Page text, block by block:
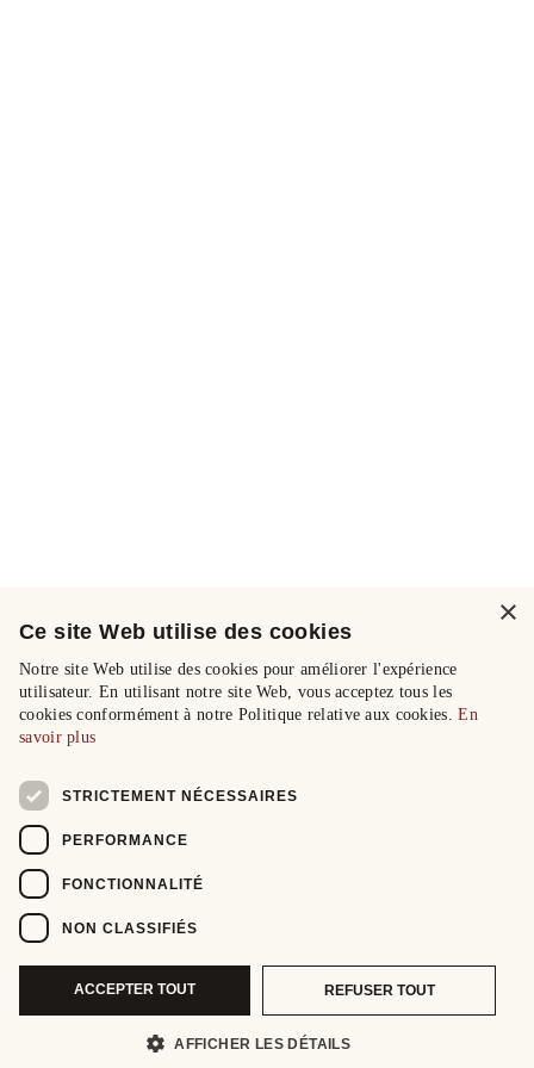
×
Ce site Web utilise des cookies
Notre site Web utilise des cookies pour améliorer l'expérience
utilisateur. En utilisant notre site Web, vous acceptez tous les
cookies conformément à notre Politique relative aux cookies.En
savoir plus
STRICTEMENT NÉCESSAIRES
PERFORMANCE
FONCTIONNALITÉ
NON CLASSIFIÉS
ACCEPTER TOUT REFUSER TOUT
AFFICHER LES DÉTAILS